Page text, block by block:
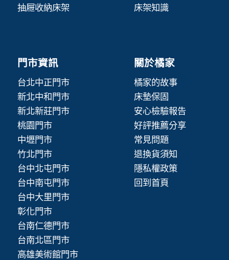
抽屜收納床架
床架知識
門市資訊
台北中正門市
新北中和門市
新北新莊門市
桃園門市
中壢門市
竹北門市
台中北屯門市
台中南屯門市
台中大里門市
彰化門市
台南仁德門市
台南北區門市
高雄美術館門市
關於橘家
橘家的故事
床墊保固
安心檢驗報告
好評推薦分享
常見問題
退換貨須知
隱私權政策
回到首頁